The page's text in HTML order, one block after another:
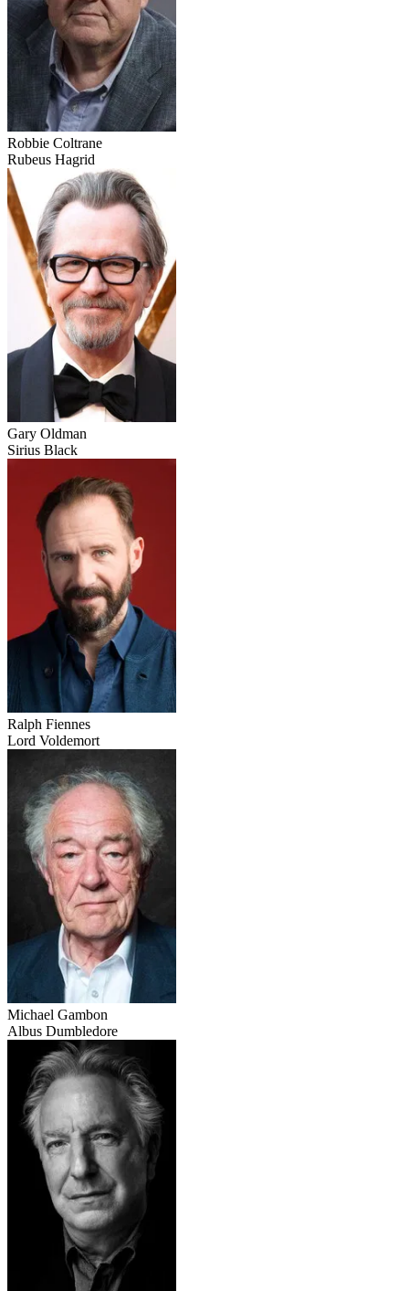
Robbie Coltrane
Rubeus Hagrid
Gary Oldman
Sirius Black
Ralph Fiennes
Lord Voldemort
Michael Gambon
Albus Dumbledore